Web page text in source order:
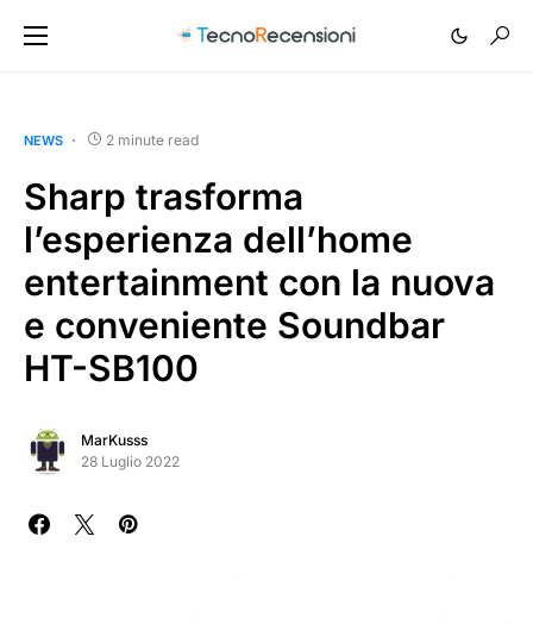
NEWS 2 minute read
Sharp trasforma
l’esperienza dell’home
entertainment con la nuova
e conveniente Soundbar
HT-SB100
MarKusss
28 Luglio 2022